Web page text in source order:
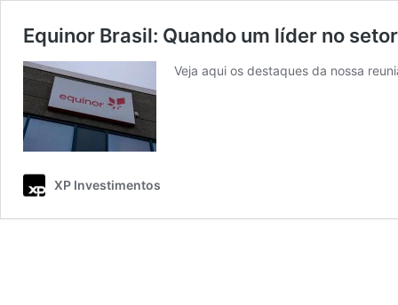
Equinor Brasil: Quando um líder no
Veja aqui os destaques da nossa
XP Investimentos